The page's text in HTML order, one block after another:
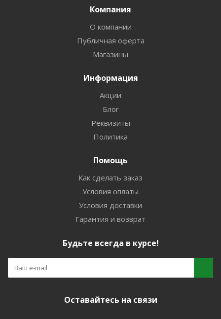
Компания
О компании
Публичная оферта
Магазины
Информация
Акции
Блог
Реквизиты
Политика
Помощь
Как сделать заказ
Условия оплаты
Условия доставки
Гарантия и возврат
Будьте всегда в курсе!
Оставайтесь на связи